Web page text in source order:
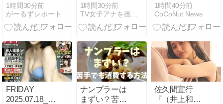
1時間30分前
がーるずレポート
事故を起こし
てしまうｗｗ
ｗｗｗｗｗ
1時間30分前
TV女子アナを画像で紹介
題！『悪魔と
契約結婚』で
世界を魅了し
女優イ・ヒョ
イン、iQIYIグ
ローバル1位
に輝く
1時間40分前
CoCoNut News
FRIDAY
2025.07.18_25
ナンプラーは
まずい？苦手
佐久間宣行
『（井上和に